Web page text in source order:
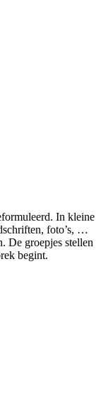
In kleine
foto’s, …
De groepjes stellen
begint.